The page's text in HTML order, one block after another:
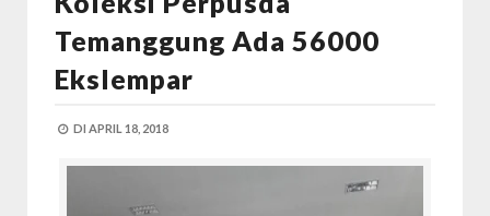
Temanggung Ada 56000
Ekslempar
DI APRIL 18, 2018